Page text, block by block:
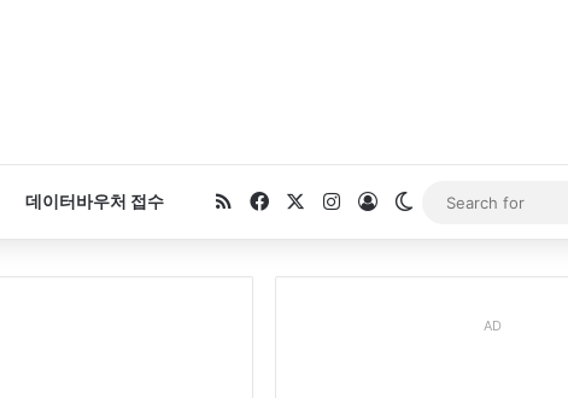
데이터바우처 접수 RSS FacebookInstagram
Log InSwitch skin
AD